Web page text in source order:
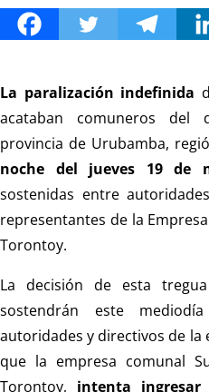
La paralización indefinida
acataban comuneros del
provincia de Urubamba,
noche del jueves 19 de
sostenidas entre
representantes de la
Torontoy.
La decisión de esta
sostendrán este
autoridades y directivos de la
que la empresa comunal
Torontoy, intenta